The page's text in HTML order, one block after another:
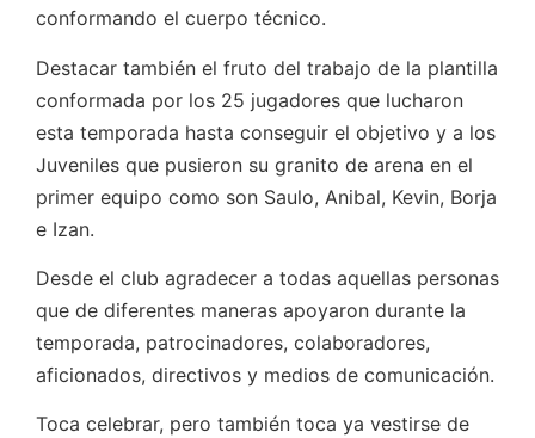
conformando el cuerpo técnico.
Destacar también el fruto del trabajo de la plantilla
conformada por los 25 jugadores que lucharon
esta temporada hasta conseguir el objetivo y a los
Juveniles que pusieron su granito de arena en el
primer equipo como son Saulo, Anibal, Kevin, Borja
e Izan.
Desde el club agradecer a todas aquellas personas
que de diferentes maneras apoyaron durante la
temporada, patrocinadores, colaboradores,
aficionados, directivos y medios de comunicación.
Toca celebrar, pero también toca ya vestirse de